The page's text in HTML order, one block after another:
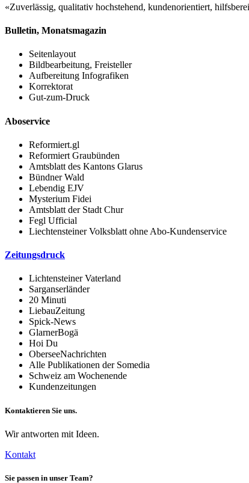
«Zuverlässig, qualitativ hochstehend, kundenorientiert,
Bulletin, Monatsmagazin
Seitenlayout
Bildbearbeitung, Freisteller
Aufbereitung Infografiken
Korrektorat
Gut-zum-Druck
Aboservice
Reformiert.gl
Reformiert Graubünden
Amtsblatt des Kantons Glarus
Bündner Wald
Lebendig EJV
Mysterium Fidei
Amtsblatt der Stadt Chur
Fegl Ufficial
Liechtensteiner Volksblatt ohne Abo-Kundenservice
Zeitungsdruck
Lichtensteiner Vaterland
Sarganserländer
20 Minuti
LiebauZeitung
Spick-News
GlarnerBogä
Hoi Du
OberseeNachrichten
Alle Publikationen der Somedia
Schweiz am Wochenende
Kundenzeitungen
Kontaktieren Sie uns.
Wir antworten mit Ideen.
Kontakt
Sie passen in unser Team?